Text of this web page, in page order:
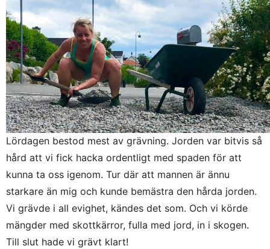
Lördagen bestod mest av grävning. Jorden var bitvis så
hård att vi fick hacka ordentligt med spaden för att
kunna ta oss igenom. Tur där att mannen är ännu
starkare än mig och kunde bemästra den hårda jorden.
Vi grävde i all evighet, kändes det som. Och vi körde
mängder med skottkärror, fulla med jord, in i skogen.
Till slut hade vi grävt klart!